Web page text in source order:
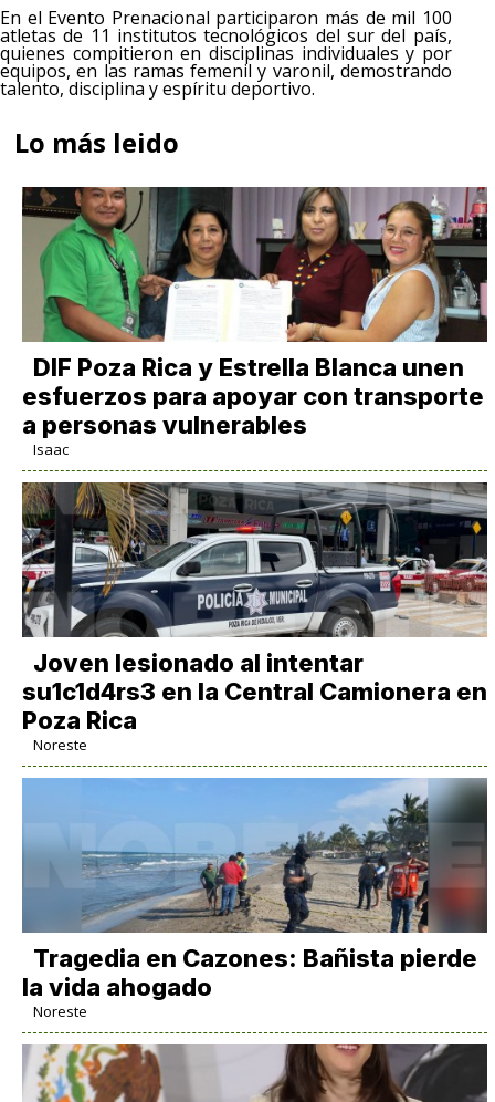
En el Evento Prenacional participaron más de mil 100
atletas de 11 institutos tecnológicos del sur del país,
quienes compitieron en disciplinas individuales y por
equipos, en las ramas femenil y varonil, demostrando
talento, disciplina y espíritu deportivo.
Lo más leido
DIF Poza Rica y Estrella Blanca unen
esfuerzos para apoyar con transporte
a personas vulnerables
Isaac
Joven lesionado al intentar
su1c1d4rs3 en la Central Camionera en
Poza Rica
Noreste
Tragedia en Cazones: Bañista pierde
la vida ahogado
Noreste